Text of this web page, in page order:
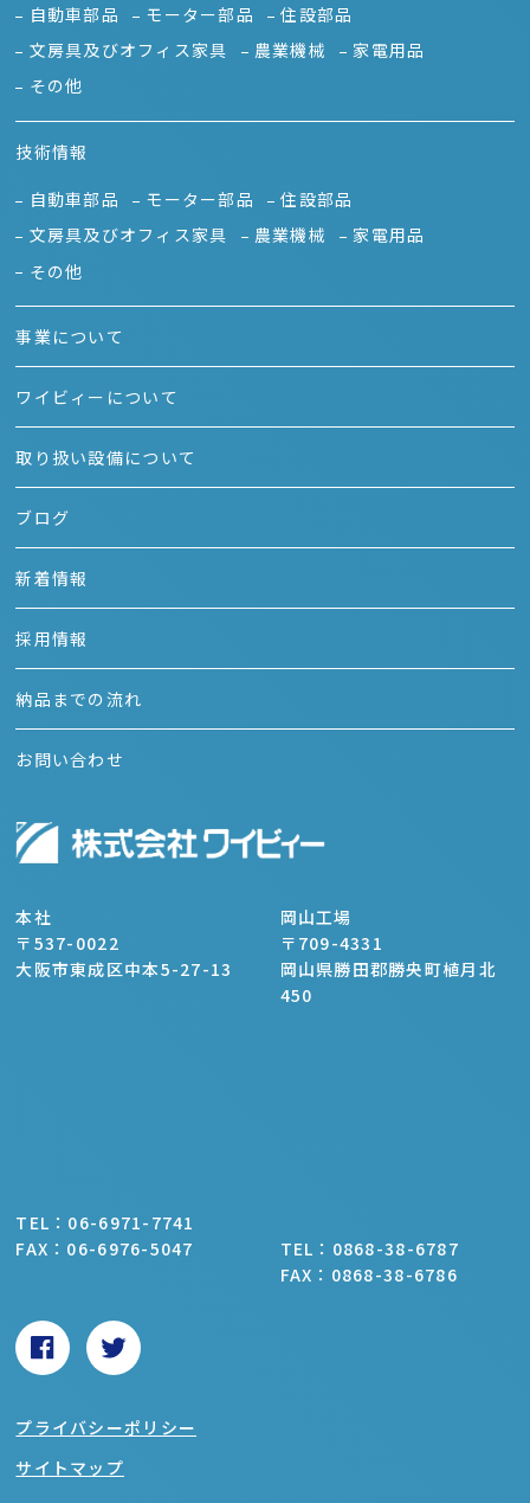
自動車部品 モーター部品
住設部品
文房具及びオフィス家具
農業機械
家電用品
その他
技術情報
自動車部品 モーター部品
住設部品
文房具及びオフィス家具
農業機械
家電用品
その他
事業について
ワイビィーについて
取り扱い設備について
ブログ
新着情報
採用情報
納品までの流れ
お問い合わせ
本社
〒537-0022
大阪市東成区中本5-27-13
TEL：06-6971-7741
FAX：06-6976-5047
岡山工場
〒709-4331
岡山県勝田郡勝央町植月北
450
TEL：0868-38-6787
FAX：0868-38-6786
プライバシーポリシー
サイトマップ